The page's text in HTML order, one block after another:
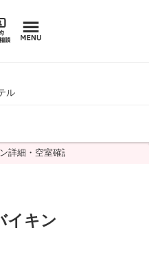
ル
詳細・空室確認
イキン